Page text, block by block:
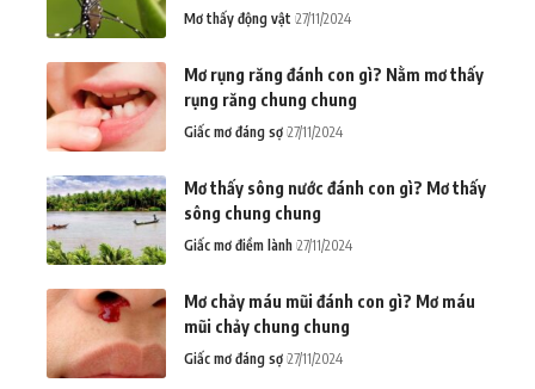
Mơ thấy động vật 27/11/2024
Mơ rụng răng đánh con gì? Nằm mơ thấy
rụng răng chung chung
Giấc mơ đáng sợ 27/11/2024
Mơ thấy sông nước đánh con gì? Mơ thấy
sông chung chung
Giấc mơ điềm lành 27/11/2024
Mơ chảy máu mũi đánh con gì? Mơ máu
mũi chảy chung chung
Giấc mơ đáng sợ 27/11/2024